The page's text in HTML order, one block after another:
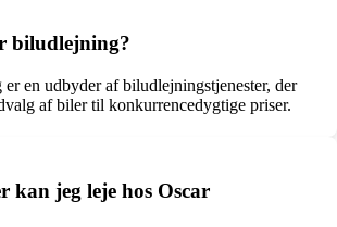
biludlejning?
en udbyder af biludlejningstjenester, der
af biler til konkurrencedygtige priser.
kan jeg leje hos Oscar